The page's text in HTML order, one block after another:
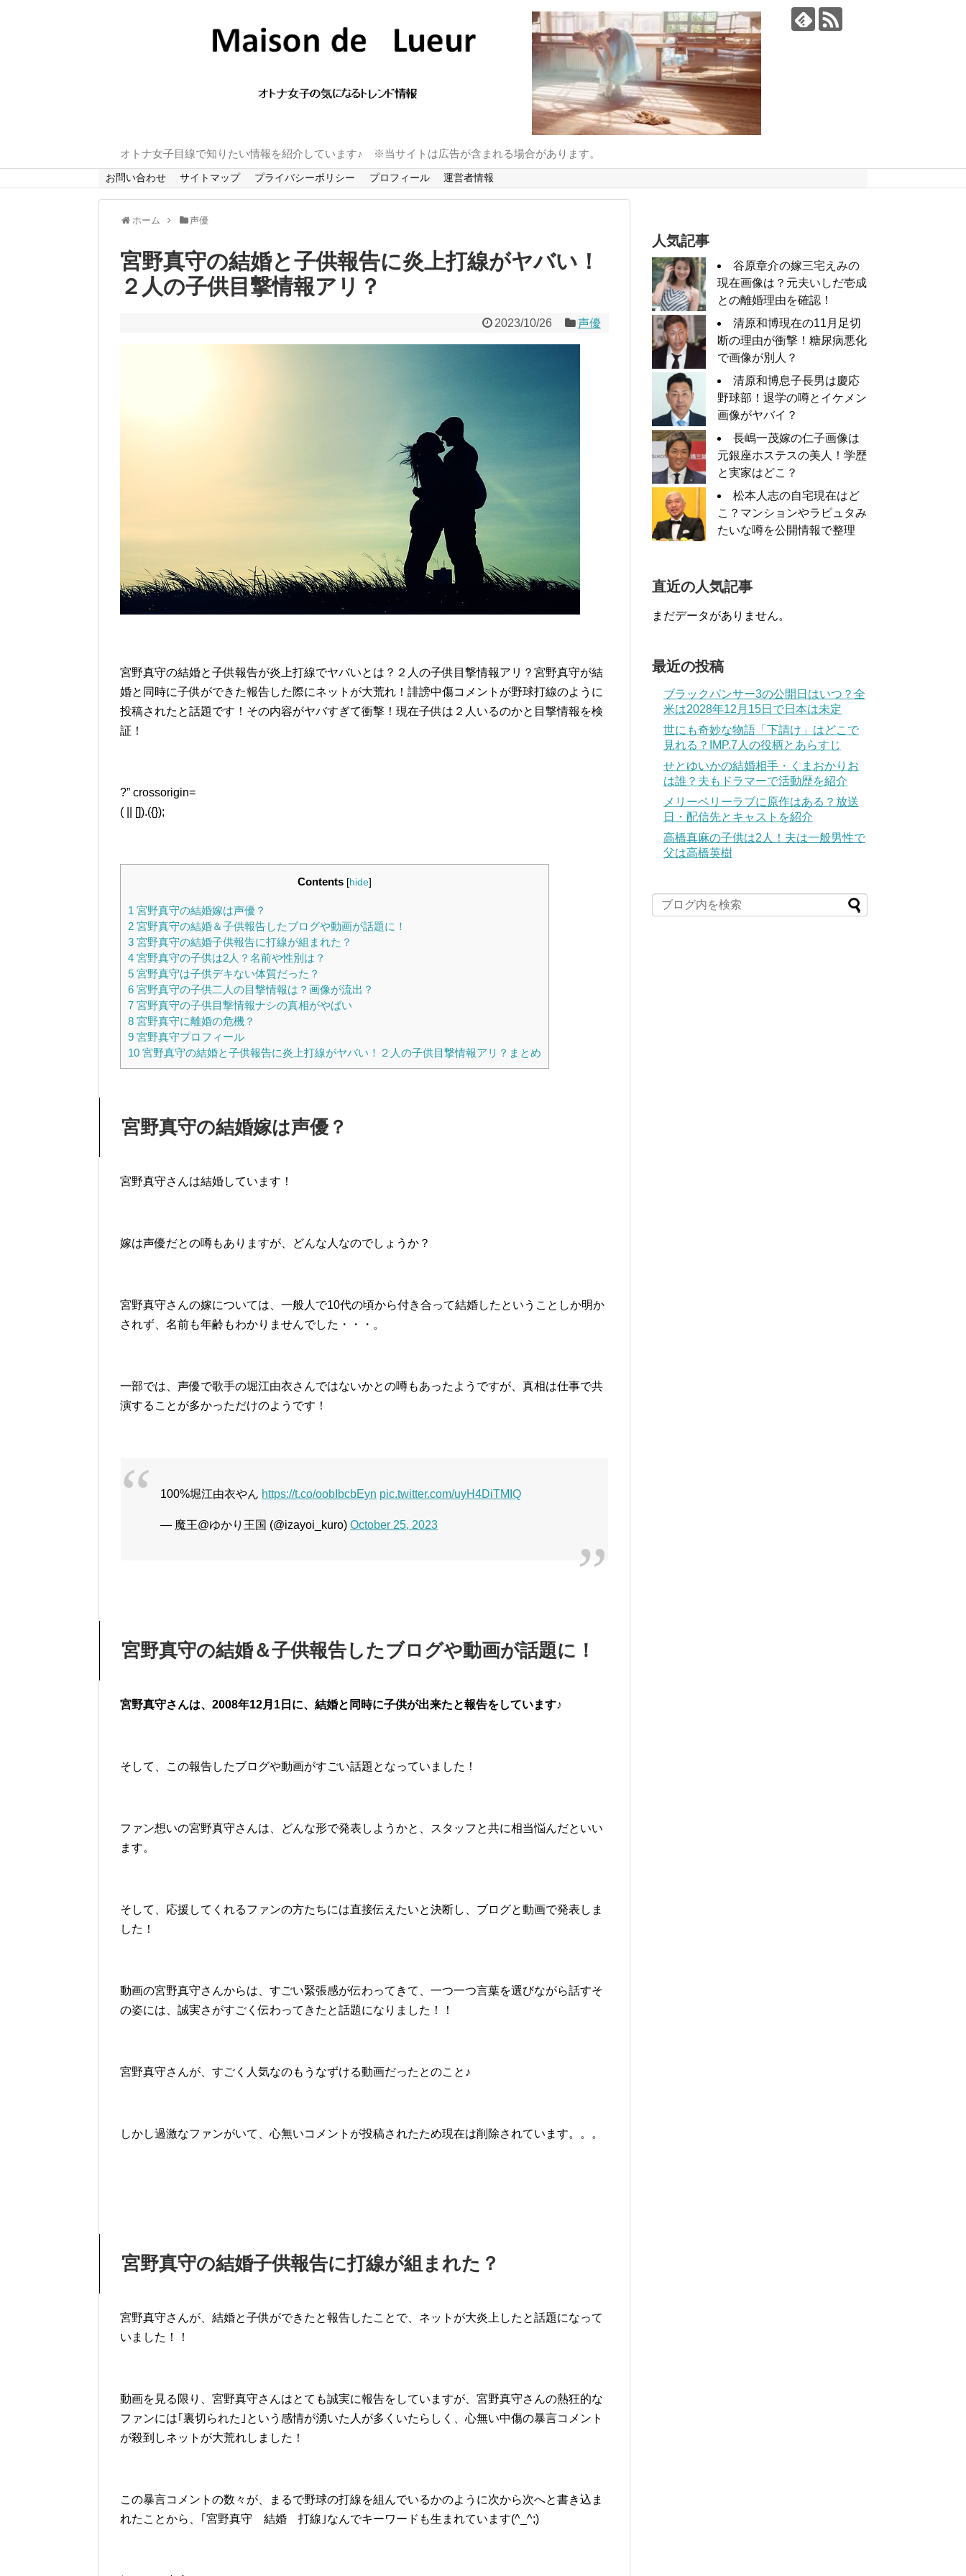
オトナ女子目線で知りたい情報を紹介しています♪ ※当サイトは広告が含まれる場合があります。
お問い合わせ サイトマップ プライバシーポリシー プロフィール 運営者情報
ホーム 声優
宮野真守の結婚と子供報告に炎上打線がヤバい！
２人の子供目撃情報アリ？
2023/10/26 声優
宮野真守の結婚と子供報告が炎上打線でヤバいとは？２人の子供目撃情報アリ？宮野真守が結
婚と同時に子供ができた報告した際にネットが大荒れ！誹謗中傷コメントが野球打線のように
投稿されたと話題です！その内容がヤバすぎて衝撃！現在子供は２人いるのかと目撃情報を検
証！
?” crossorigin=
( || []).({});
Contents [hide]
1 宮野真守の結婚嫁は声優？
2 宮野真守の結婚＆子供報告したブログや動画が話題に！
3 宮野真守の結婚子供報告に打線が組まれた？
4 宮野真守の子供は2人？名前や性別は？
5 宮野真守は子供デキない体質だった？
6 宮野真守の子供二人の目撃情報は？画像が流出？
7 宮野真守の子供目撃情報ナシの真相がやばい
8 宮野真守に離婚の危機？
9 宮野真守プロフィール
10 宮野真守の結婚と子供報告に炎上打線がヤバい！２人の子供目撃情報アリ？まとめ
宮野真守の結婚嫁は声優？
宮野真守さんは結婚しています！
嫁は声優だとの噂もありますが、どんな人なのでしょうか？
宮野真守さんの嫁については、一般人で10代の頃から付き合って結婚したということしか明か
されず、名前も年齢もわかりませんでした・・・。
一部では、声優で歌手の堀江由衣さんではないかとの噂もあったようですが、真相は仕事で共
演することが多かっただけのようです！
100%堀江由衣やん https://t.co/oobIbcbEyn pic.twitter.com/uyH4DiTMIQ
— 魔王@ゆかり王国 (@izayoi_kuro) October 25, 2023
宮野真守の結婚＆子供報告したブログや動画が話題に！
宮野真守さんは、2008年12月1日に、結婚と同時に子供が出来たと報告をしています♪
そして、この報告したブログや動画がすごい話題となっていました！
ファン想いの宮野真守さんは、どんな形で発表しようかと、スタッフと共に相当悩んだといい
ます。
そして、応援してくれるファンの方たちには直接伝えたいと決断し、ブログと動画で発表しま
した！
動画の宮野真守さんからは、すごい緊張感が伝わってきて、一つ一つ言葉を選びながら話すそ
の姿には、誠実さがすごく伝わってきたと話題になりました！！
宮野真守さんが、すごく人気なのもうなずける動画だったとのこと♪
しかし過激なファンがいて、心無いコメントが投稿されたため現在は削除されています。。。
宮野真守の結婚子供報告に打線が組まれた？
宮野真守さんが、結婚と子供ができたと報告したことで、ネットが大炎上したと話題になって
いました！！
動画を見る限り、宮野真守さんはとても誠実に報告をしていますが、宮野真守さんの熱狂的な
ファンには｢裏切られた｣という感情が湧いた人が多くいたらしく、心無い中傷の暴言コメント
が殺到しネットが大荒れしました！
この暴言コメントの数々が、まるで野球の打線を組んでいるかのように次から次へと書き込ま
れたことから、｢宮野真守 結婚 打線｣なんでキーワードも生まれています(^_^;)
人気記事
谷原章介の嫁三宅えみの
現在画像は？元夫いしだ壱成
との離婚理由を確認！
清原和博現在の11月足切
断の理由が衝撃！糖尿病悪化
で画像が別人？
清原和博息子長男は慶応
野球部！退学の噂とイケメン
画像がヤバイ？
長嶋一茂嫁の仁子画像は
元銀座ホステスの美人！学歴
と実家はどこ？
松本人志の自宅現在はど
こ？マンションやラピュタみ
たいな噂を公開情報で整理
直近の人気記事
まだデータがありません。
最近の投稿
ブラックパンサー3の公開日はいつ？全
米は2028年12月15日で日本は未定
世にも奇妙な物語「下請け」はどこで
見れる？IMP.7人の役柄とあらすじ
せとゆいかの結婚相手・くまおかりお
は誰？夫もドラマーで活動歴を紹介
メリーベリーラブに原作はある？放送
日・配信先とキャストを紹介
高橋真麻の子供は2人！夫は一般男性で
父は高橋英樹